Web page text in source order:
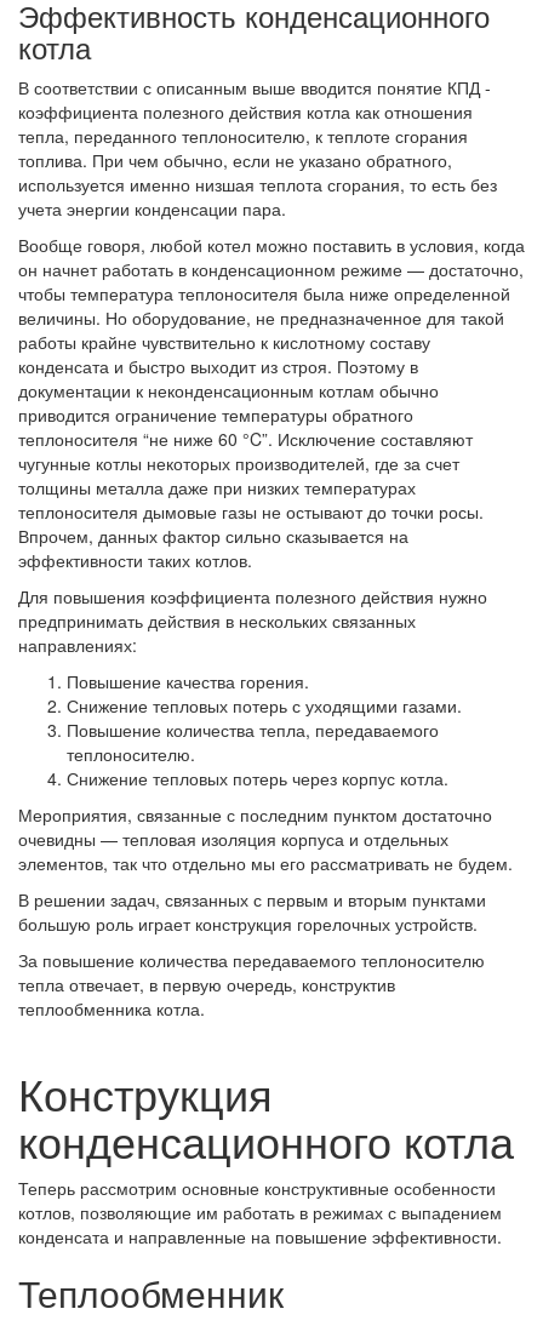
Эффективность конденсационного
котла
В соответствии с описанным выше вводится понятие КПД -
коэффициента полезного действия котла как отношения
тепла, переданного теплоносителю, к теплоте сгорания
топлива. При чем обычно, если не указано обратного,
используется именно низшая теплота сгорания, то есть без
учета энергии конденсации пара.
Вообще говоря, любой котел можно поставить в условия, когда
он начнет работать в конденсационном режиме — достаточно,
чтобы температура теплоносителя была ниже определенной
величины. Но оборудование, не предназначенное для такой
работы крайне чувствительно к кислотному составу
конденсата и быстро выходит из строя. Поэтому в
документации к неконденсационным котлам обычно
приводится ограничение температуры обратного
теплоносителя “не ниже 60 °C”. Исключение составляют
чугунные котлы некоторых производителей, где за счет
толщины металла даже при низких температурах
теплоносителя дымовые газы не остывают до точки росы.
Впрочем, данных фактор сильно сказывается на
эффективности таких котлов.
Для повышения коэффициента полезного действия нужно
предпринимать действия в нескольких связанных
направлениях:
Повышение качества горения.
Снижение тепловых потерь с уходящими газами.
Повышение количества тепла, передаваемого
теплоносителю.
Снижение тепловых потерь через корпус котла.
Мероприятия, связанные с последним пунктом достаточно
очевидны — тепловая изоляция корпуса и отдельных
элементов, так что отдельно мы его рассматривать не будем.
В решении задач, связанных с первым и вторым пунктами
большую роль играет конструкция горелочных устройств.
За повышение количества передаваемого теплоносителю
тепла отвечает, в первую очередь, конструктив
теплообменника котла.
Конструкция
конденсационного котла
Теперь рассмотрим основные конструктивные особенности
котлов, позволяющие им работать в режимах с выпадением
конденсата и направленные на повышение эффективности.
Теплообменник